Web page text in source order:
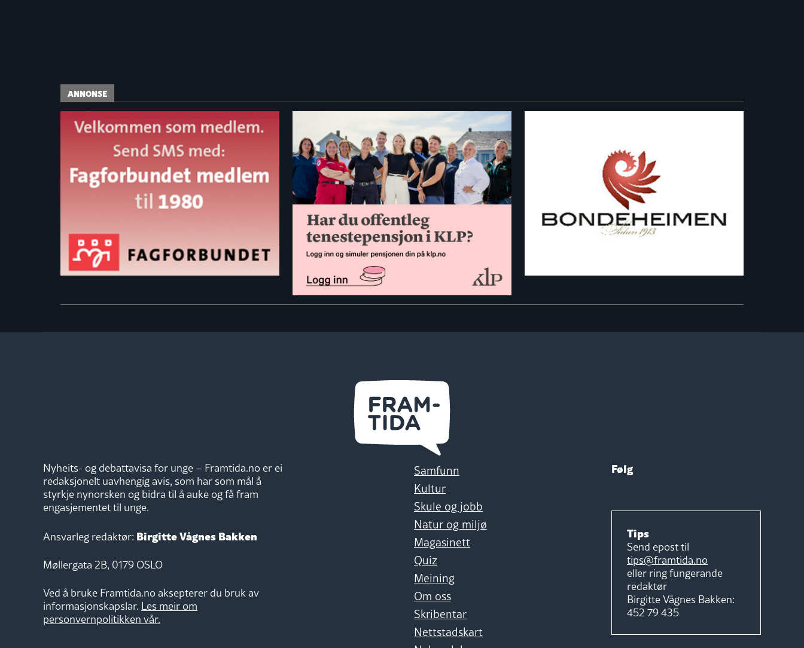
ANNONSE
Nyheits- og debattavisa for unge – Framtida.no er ei
redaksjonelt uavhengig avis, som har som mål å
styrkje nynorsken og bidra til å auke og få fram
engasjementet til unge.
Ansvarleg redaktør: Birgitte Vågnes Bakken
Møllergata 2B, 0179 OSLO
Ved å bruke Framtida.no aksepterer du bruk av
informasjonskapslar. Les meir om
personvernpolitikken vår.
Samfunn
Kultur
Skule og jobb
Natur og miljø
Magasinett
Quiz
Meining
Om oss
Skribentar
Nettstadskart
Følg
Tips
Send epost til
tips@framtida.no
eller ring fungerande
redaktør
Birgitte Vågnes Bakken:
452 79 435